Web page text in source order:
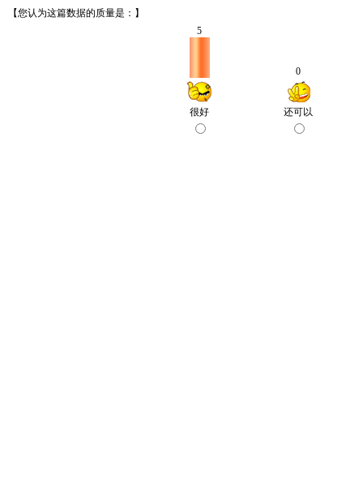
【您认为这篇数据的质量是：】
5
0
很好 还可以